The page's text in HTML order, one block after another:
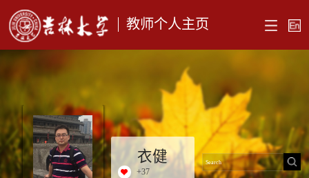
教师个人主页
衣健
+37